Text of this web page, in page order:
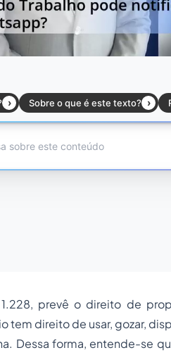
prevê o direito de
tem direito de usar, gozar,
Dessa forma, entende-se